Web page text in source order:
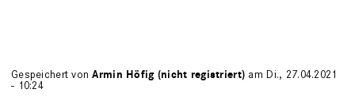
Gespeichert vonArmin Höfig (nicht registriert) am Di., 27.04.2021
- 10:24